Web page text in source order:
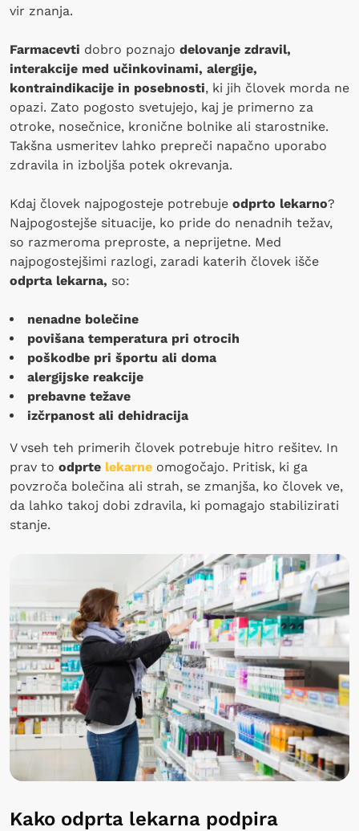
vir znanja.
Farmacevti dobro poznajo delovanje zdravil,
interakcije med učinkovinami, alergije,
kontraindikacije in posebnosti, ki jih človek morda ne
opazi. Zato pogosto svetujejo, kaj je primerno za
otroke, nosečnice, kronične bolnike ali starostnike.
Takšna usmeritev lahko prepreči napačno uporabo
zdravila in izboljša potek okrevanja.
Kdaj človek najpogosteje potrebuje odprto lekarno?
Najpogostejše situacije, ko pride do nenadnih težav,
so razmeroma preproste, a neprijetne. Med
najpogostejšimi razlogi, zaradi katerih človek išče
odprta lekarna, so:
nenadne bolečine
povišana temperatura pri otrocih
poškodbe pri športu ali doma
alergijske reakcije
prebavne težave
izčrpanost ali dehidracija
V vseh teh primerih človek potrebuje hitro rešitev. In
prav to odprte lekarne omogočajo. Pritisk, ki ga
povzroča bolečina ali strah, se zmanjša, ko človek ve,
da lahko takoj dobi zdravila, ki pomagajo stabilizirati
stanje.
Kako odprta lekarna podpira